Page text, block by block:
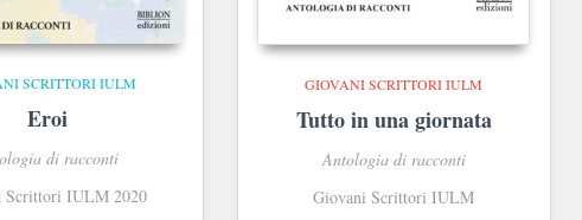
SCRITTORI IULM
Eroi
di racconti
Scrittori IULM 2020
GIOVANI SCRITTORI IULM
Tutto in una giornata
Antologia di racconti
Giovani Scrittori IULM